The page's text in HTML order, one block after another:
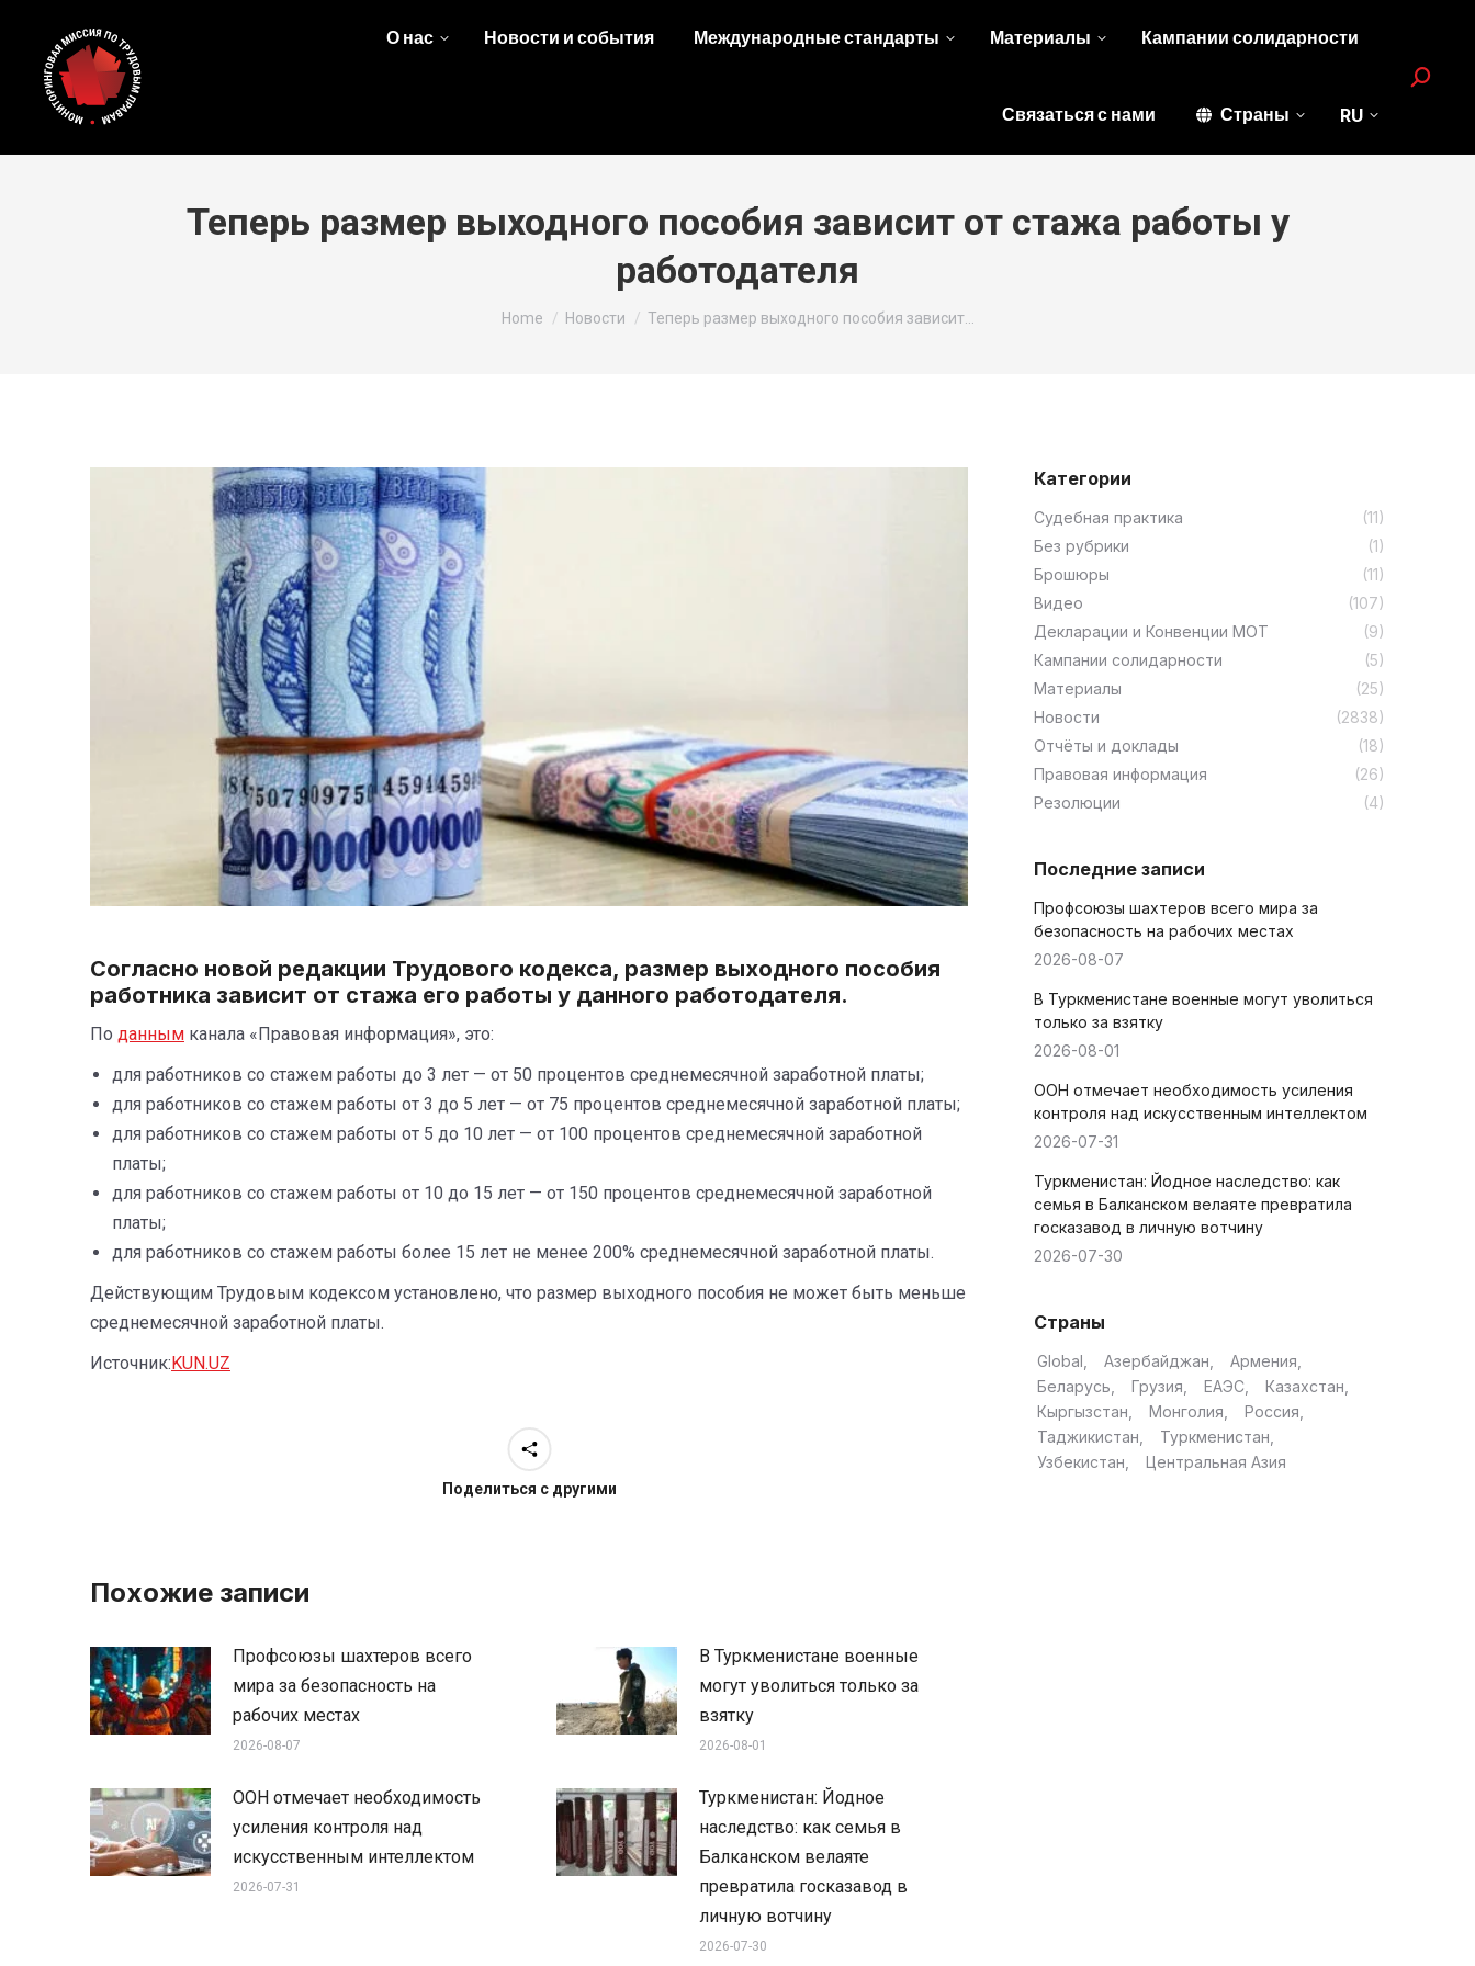
О нас Новости и события Международные стандарты Материалы Кампании солидарности
Связаться с нами Страны RU
Search:
Теперь размер выходного пособия зависит от стажа работы у
работодателя
You are here:
Home Новости Теперь размер выходного пособия зависит…
Согласно новой редакции Трудового кодекса, размер выходного пособия
работника зависит от стажа его работы у данного работодателя.
По данным канала «Правовая информация», это:
для работников со стажем работы до 3 лет — от 50 процентов среднемесячной заработной платы;
для работников со стажем работы от 3 до 5 лет — от 75 процентов среднемесячной заработной платы;
для работников со стажем работы от 5 до 10 лет — от 100 процентов среднемесячной заработной
платы;
для работников со стажем работы от 10 до 15 лет — от 150 процентов среднемесячной заработной
платы;
для работников со стажем работы более 15 лет не менее 200% среднемесячной заработной платы.
Действующим Трудовым кодексом установлено, что размер выходного пособия не может быть меньше
среднемесячной заработной платы.
Источник:KUN.UZ
Поделиться с другими
Похожие записи
Профсоюзы шахтеров всего
мира за безопасность на
рабочих местах
2026-08-07
В Туркменистане военные
могут уволиться только за
взятку
2026-08-01
ООН отмечает необходимость
усиления контроля над
искусственным интеллектом
2026-07-31
Туркменистан: Йодное
наследство: как семья в
Балканском велаяте
превратила госказавод в
личную вотчину
2026-07-30
Категории
Cудебная практика
(11)
Без рубрики
(1)
Брошюры
(11)
Видео
(107)
Декларации и Конвенции МОТ
(9)
Кампании солидарности
(5)
Материалы
(25)
Новости
(2838)
Отчёты и доклады
(18)
Правовая информация
(26)
Резолюции
(4)
Последние записи
Профсоюзы шахтеров всего мира за
безопасность на рабочих местах
2026-08-07
В Туркменистане военные могут уволиться
только за взятку
2026-08-01
ООН отмечает необходимость усиления
контроля над искусственным интеллектом
2026-07-31
Туркменистан: Йодное наследство: как
семья в Балканском велаяте превратила
госказавод в личную вотчину
2026-07-30
Страны
Global Азербайджан
Армения
Беларусь
Грузия ЕАЭС
Казахстан
Кыргызстан
Монголия
Россия
Таджикистан
Туркменистан
Узбекистан
Центральная Азия